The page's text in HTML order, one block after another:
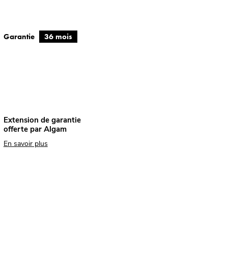
Garantie 36 mois
Extension de garantie
offerte par Algam
En savoir plus